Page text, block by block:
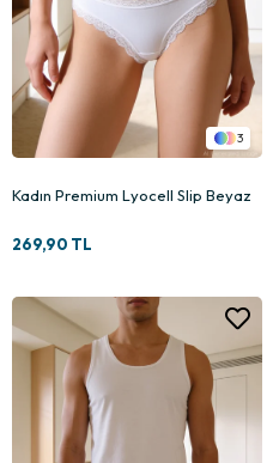
3
Kadın Premium Lyocell Slip Beyaz
269,90 TL